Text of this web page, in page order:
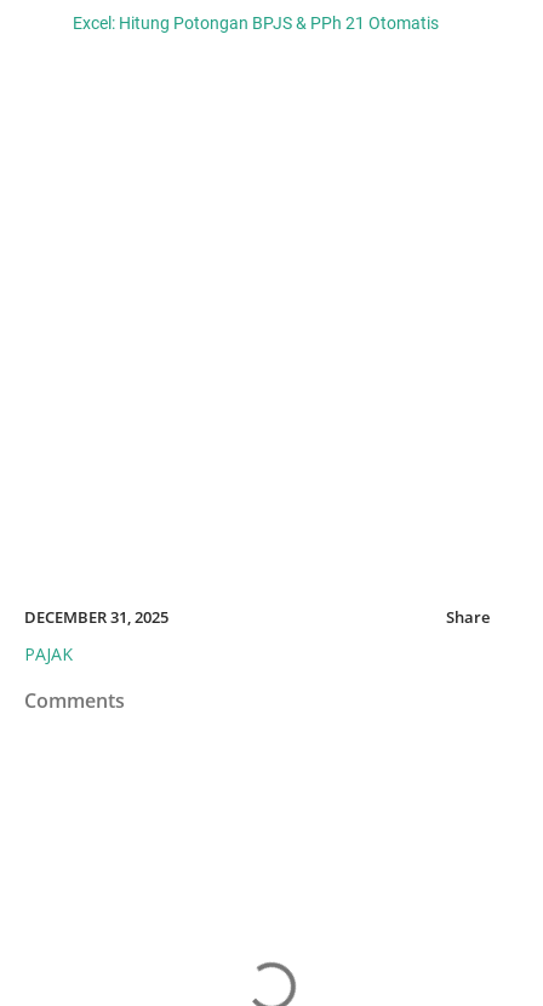
Excel: Hitung Potongan BPJS & PPh 21 Otomatis
DECEMBER 31, 2025
PAJAK
Share
Comments